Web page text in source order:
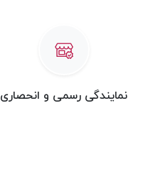
نمایندگی رسمی و انحصاری